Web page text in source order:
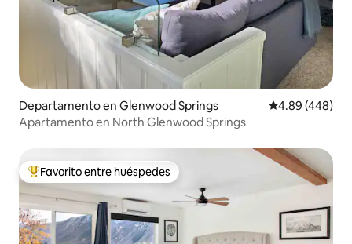
Departamento en Glenwood Springs Calificación
4.89 (448)
Apartamento en North Glenwood Springs
De los mejores en Favorito entre huéspedes
Favorito entre huéspedes